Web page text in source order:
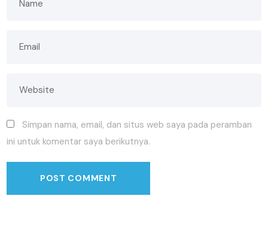
Simpan nama, email, dan situs web saya pada peramban
ini untuk komentar saya berikutnya.